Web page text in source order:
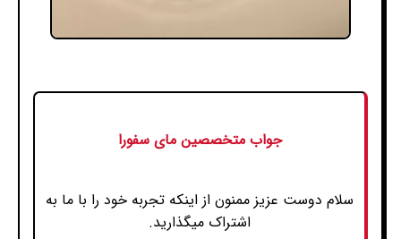
جواب متخصصین مای سفورا
سلام دوست عزیز ممنون از اینکه تجربه خود را با ما به
اشتراک میگذارید.